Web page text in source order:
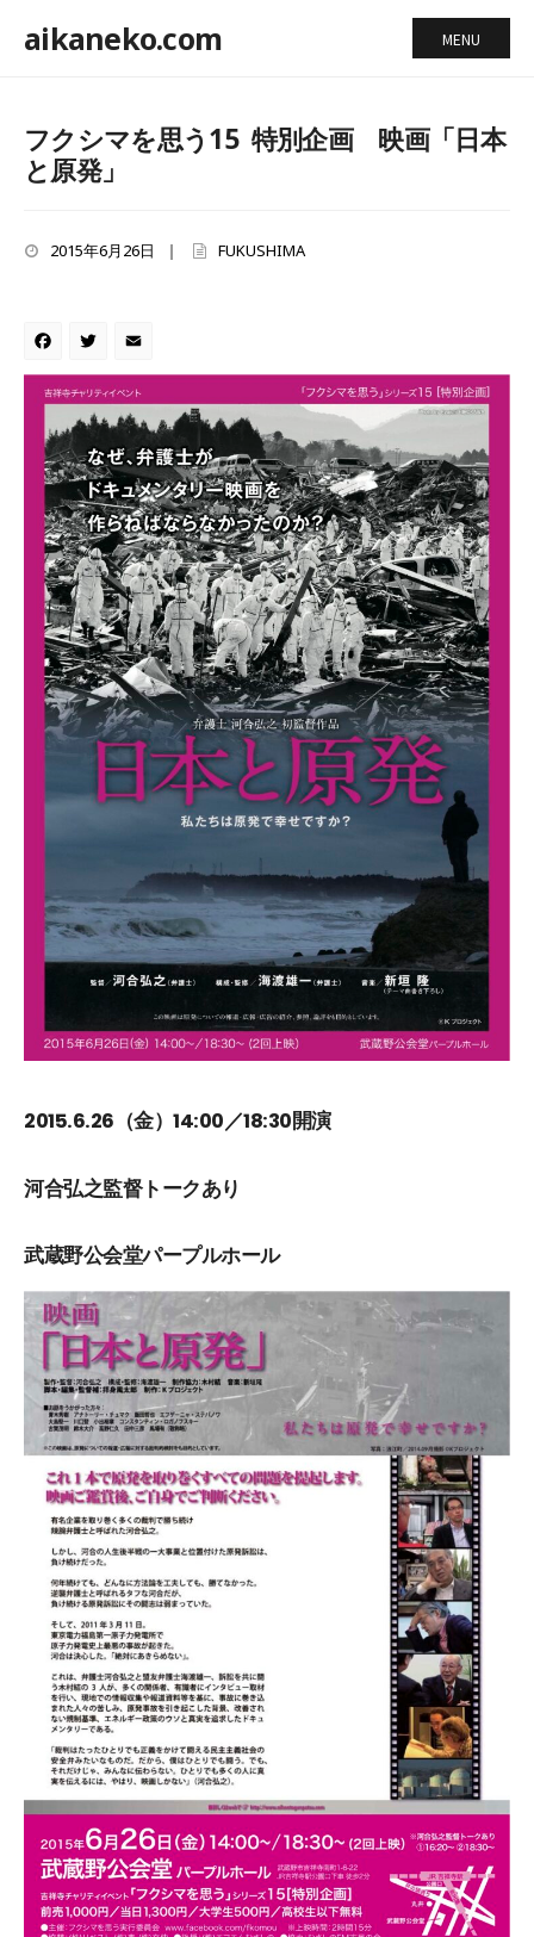
aikaneko.com MENU
フクシマを思う15 特別企画 映画「日本
と原発」
2015年6月26日 | FUKUSHIMA
Facebook
Twitter
2015.6.26（金）14:00／18:30開演
河合弘之監督トークあり
武蔵野公会堂パープルホール